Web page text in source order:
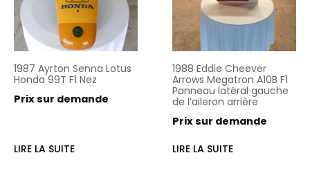
1987 Ayrton Senna Lotus
Honda 99T F1 Nez
Prix sur demande
LIRE LA SUITE
1988 Eddie Cheever
Arrows Megatron A10B F1
Panneau latéral gauche
de l’aileron arrière
Prix sur demande
LIRE LA SUITE